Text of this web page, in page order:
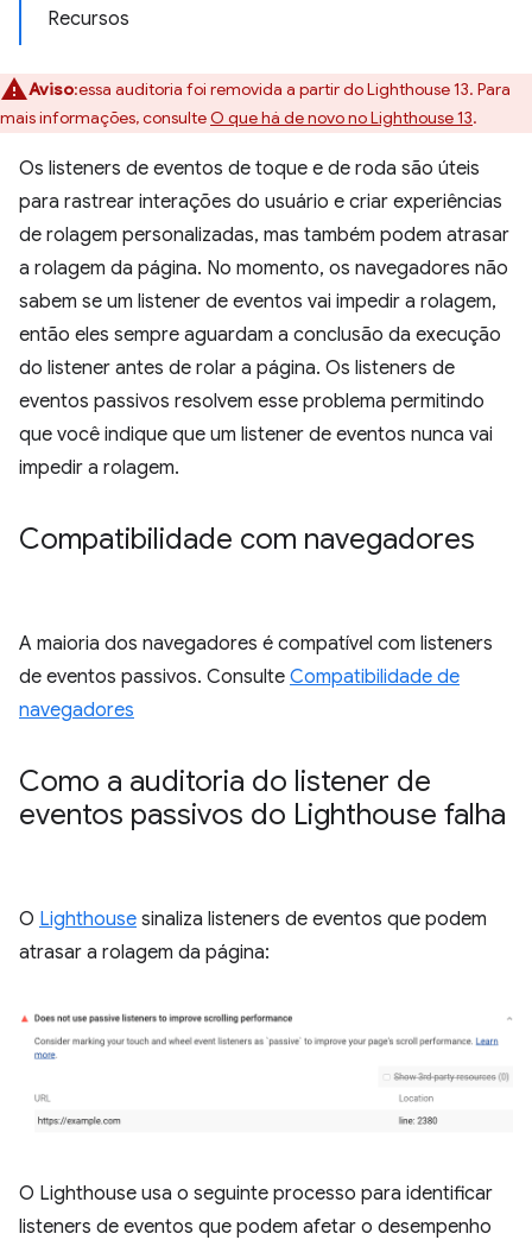
Recursos
Aviso:essa auditoria foi removida a partir do Lighthouse 13. Para
mais informações, consulteO que há de novo no Lighthouse 13.
Os listeners de eventos de toque e de roda são úteis
para rastrear interações do usuário e criar experiências
de rolagem personalizadas, mas também podem atrasar
a rolagem da página. No momento, os navegadores não
sabem se um listener de eventos vai impedir a rolagem,
então eles sempre aguardam a conclusão da execução
do listener antes de rolar a página. Os listeners de
eventos passivos resolvem esse problema permitindo
que você indique que um listener de eventos nunca vai
impedir a rolagem.
Compatibilidade com navegadores
A maioria dos navegadores é compatível com listeners
de eventos passivos. Consulte Compatibilidade de
navegadores
Como a auditoria do listener de
eventos passivos do Lighthouse falha
O Lighthouse sinaliza listeners de eventos que podem
atrasar a rolagem da página:
O Lighthouse usa o seguinte processo para identificar
listeners de eventos que podem afetar o desempenho